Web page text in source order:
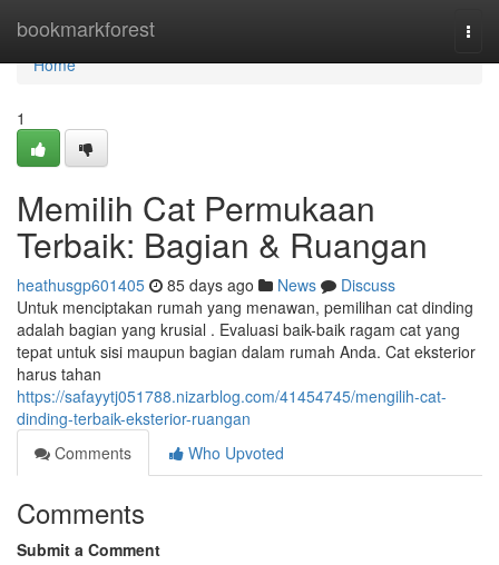
bookmarkforest
Home
Home
1
Memilih Cat Permukaan
Terbaik: Bagian & Ruangan
heathusgp601405 85 days ago News
Discuss
Untuk menciptakan rumah yang menawan, pemilihan cat dinding
adalah bagian yang krusial . Evaluasi baik-baik ragam cat yang
tepat untuk sisi maupun bagian dalam rumah Anda. Cat eksterior
harus tahan
https://safayytj051788.nizarblog.com/41454745/mengilih-cat-
dinding-terbaik-eksterior-ruangan
Comments
Who Upvoted
Comments
Submit a Comment